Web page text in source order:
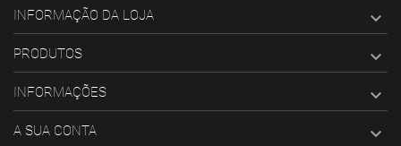
INFORMAÇÃO DA LOJA 
PRODUTOS 
INFORMAÇÕES 
A SUA CONTA 